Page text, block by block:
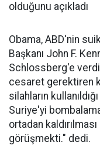
olduğunu açıkladı
Obama, ABD'nin
Başkanı John F.
Schlossberg'e
cesaret gerektiren
silahların
Suriye'yi
ortadan
görüşmekti." dedi.